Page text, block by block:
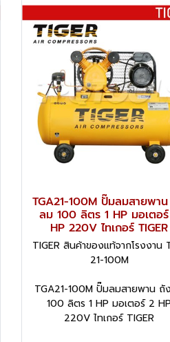
TGA21-100M ปั๊มลมสายพา
ลม 100 ลิตร 1 HP มอเตอ
HP 220V ไทเกอร์ TIGER
TIGER สินค้าของแท้จากโรงงาน
21-100M
TGA21-100M ปั๊มลมสายพาน ถั
100 ลิตร 1 HP มอเตอร์ 2 HP
220V ไทเกอร์ TIGER